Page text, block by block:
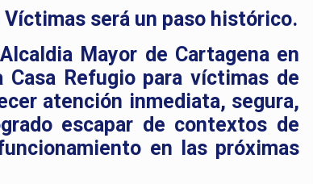
será un paso histórico.
Mayor de Cartagena en
Refugio para víctimas de
atención inmediata, segura,
escapar de contextos de
en las próximas